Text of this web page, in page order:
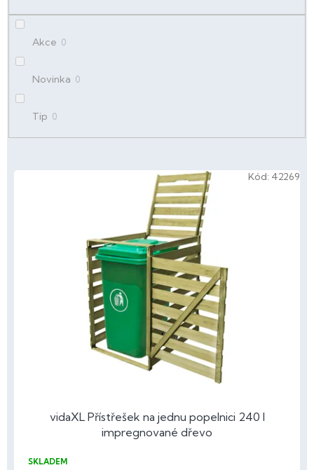
ů
Akce 0
Novinka 0
Tip 0
V
vidaXL Přístřešek na jednu popelnici 240 l
impregnované dřevo
SKLADEM
Kód: 42269